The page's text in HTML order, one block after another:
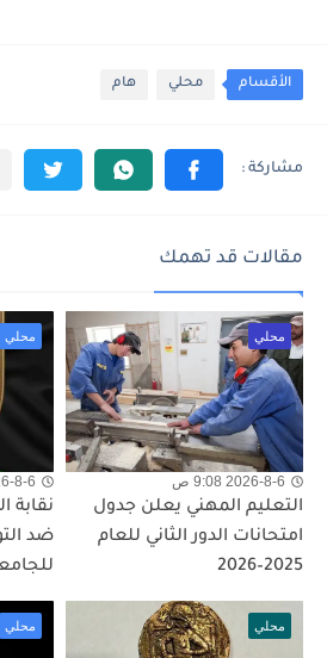
الأقسام محلي هام
مقالات قد تهمك
محلي
2026-8-6 9:08 ص
التعليم المهني يعلن جدول
امتحانات الدور الثاني للعام
2025–2026
محلي
2026-8-
نقابة
ضد
محلي محلي